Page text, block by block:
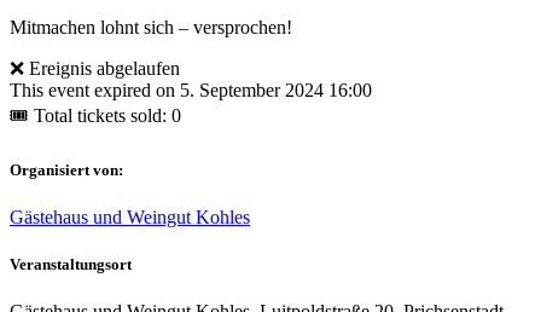
Mitmachen lohnt sich – versprochen!
❌ Ereignis abgelaufen
This event expired on 5. September 2024 16:00
🎟 Total tickets sold: 0
Organisiert von:
Gästehaus und Weingut Kohles
Veranstaltungsort